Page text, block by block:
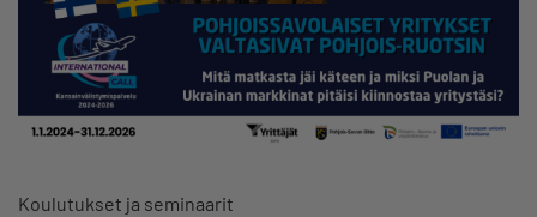
Koulutukset ja seminaarit